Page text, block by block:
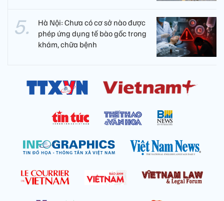
Hà Nội: Chưa có cơ sở nào được
phép ứng dụng tế bào gốc trong
khám, chữa bệnh